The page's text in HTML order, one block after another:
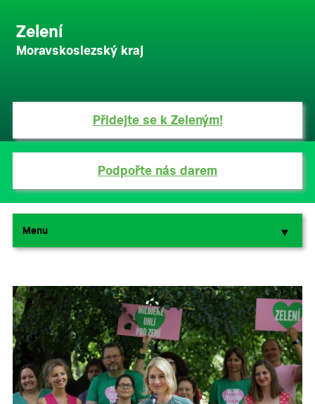
Zelení
Moravskoslezský kraj
Přidejte se k Zeleným!
Podpořte nás darem
Menu ▼
▼
▼